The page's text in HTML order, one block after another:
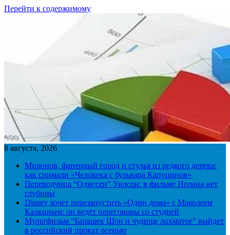
Перейти к содержимому
8 августа, 2026
Миронов, фанерный город и стулья из редкого дерева:
как снимали «Человека с бульвара Капуцинов»
Переводчица “Одиссеи” Уилсон: в фильме Нолана нет
глубины
Disney хочет перезапустить «Один дома» с Маколеем
Калкиным: он ведёт переговоры со студией
Мультфильм “Барашек Шон и чудище лохматое” выйдет
в российский прокат осенью